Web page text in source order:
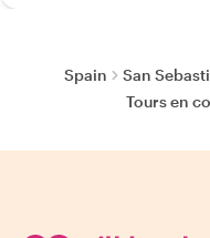
Spain San
Tours en